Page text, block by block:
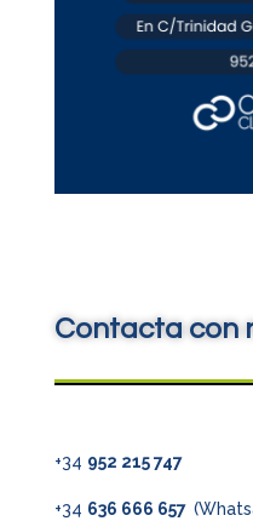
Contacta con
+34 952 215 747
+34 636 666 657